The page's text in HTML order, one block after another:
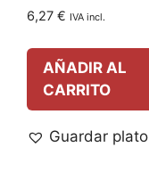
6,27 € IVA incl.
AÑADIR AL
CARRITO
Guardar plato